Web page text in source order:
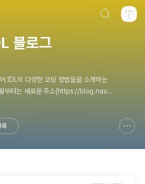
블로그
IDL의 다양한 코딩 방법들을 소개하는
부터는 새로운 주소(https://blog.nave
계속 운영중입니다.
록